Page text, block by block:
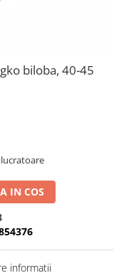
biloba, 40-45
lucratoare
IN COS
informatii